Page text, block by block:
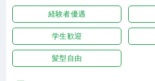
経験者優遇
学生歓迎
髪型自由